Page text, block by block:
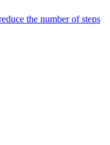
the number of steps